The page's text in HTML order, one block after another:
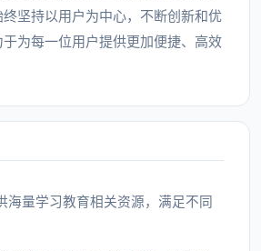
坚持以用户为中心，不断创新和优
为每一位用户提供更加便捷、高效
海量学习教育相关资源，满足不同